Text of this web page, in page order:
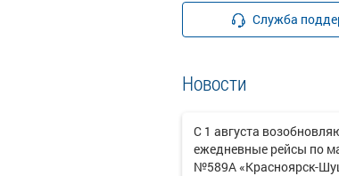
Служба
Новости
С 1 августа
ежедневные рейсы по
№589А «Красноярск-